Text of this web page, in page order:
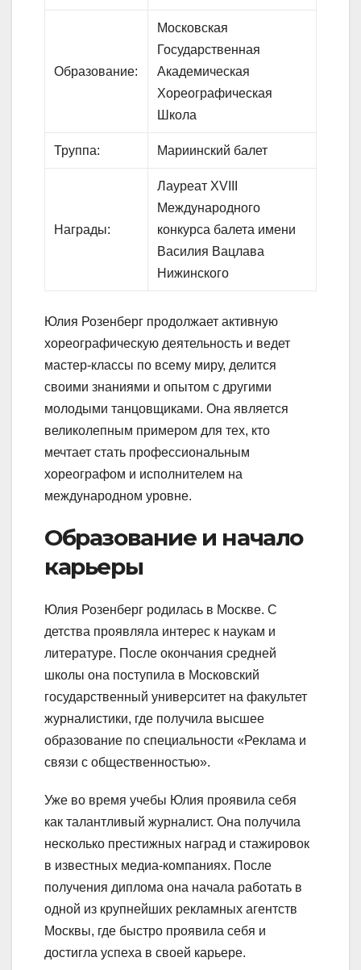
Образование:
Московская
Государственная
Академическая
Хореографическая
Школа
Труппа: Мариинский балет
Награды:
Лауреат XVIII
Международного
конкурса балета имени
Василия Вацлава
Нижинского
Юлия Розенберг продолжает активную
хореографическую деятельность и ведет
мастер-классы по всему миру, делится
своими знаниями и опытом с другими
молодыми танцовщиками. Она является
великолепным примером для тех, кто
мечтает стать профессиональным
хореографом и исполнителем на
международном уровне.
Образование и начало
карьеры
Юлия Розенберг родилась в Москве. С
детства проявляла интерес к наукам и
литературе. После окончания средней
школы она поступила в Московский
государственный университет на факультет
журналистики, где получила высшее
образование по специальности «Реклама и
связи с общественностью».
Уже во время учебы Юлия проявила себя
как талантливый журналист. Она получила
несколько престижных наград и стажировок
в известных медиа-компаниях. После
получения диплома она начала работать в
одной из крупнейших рекламных агентств
Москвы, где быстро проявила себя и
достигла успеха в своей карьере.